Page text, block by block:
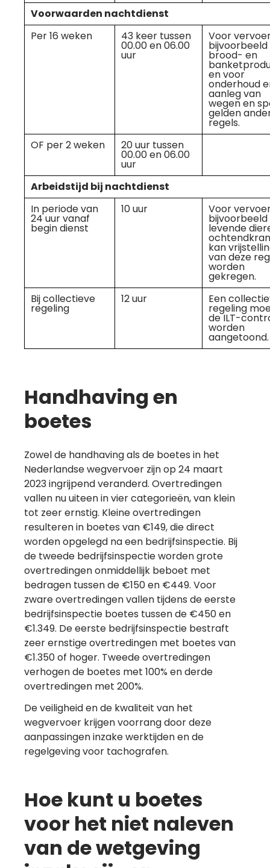
Voorwaarden nachtdienst
Per 16 weken
43 keer tussen
00.00 en 06.00
uur
Voor
bijvoorbeeld
brood- en
en voor
onderhoud
aanleg van
wegen en
gelden
regels.
OF per 2 weken
20 uur tussen
00.00 en 06.00
uur
Arbeidstijd bij nachtdienst
In periode van
24 uur vanaf
begin dienst
10 uur Voor
bijvoorbeeld
levende
kan
van deze
worden
gekregen.
Bij collectieve
regeling
12 uur Een
regeling
de ILT-
worden
aangetoond.
Handhaving en
boetes
Zowel de handhaving als de boetes in het
Nederlandse wegvervoer zijn op 24 maart
2023 ingrijpend veranderd. Overtredingen
vallen nu uiteen in vier categorieën, van klein
tot zeer ernstig. Kleine overtredingen
resulteren in boetes van €149, die direct
worden opgelegd na een bedrijfsinspectie. Bij
de tweede bedrijfsinspectie worden grote
overtredingen onmiddellijk beboet met
bedragen tussen de €150 en €449. Voor
zware overtredingen vallen tijdens de eerste
bedrijfsinspectie boetes tussen de €450 en
€1.349. De eerste bedrijfsinspectie bestraft
zeer ernstige overtredingen met boetes van
€1.350 of hoger. Tweede overtredingen
verhogen de boetes met 100% en derde
overtredingen met 200%.
De veiligheid en de kwaliteit van het
wegvervoer krijgen voorrang door deze
aanpassingen inzake werktijden en de
regelgeving voor tachografen.
Hoe kunt u boetes
voor het niet naleven
van de wetgeving